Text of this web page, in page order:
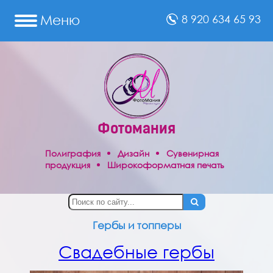
Меню 8 920 634 65 93
Фотомания
Полиграфия Дизайн
Сувенирная
продукция
Широкоформатная печать
Фотопечать
Гербы и топперы
Свадебные гербы